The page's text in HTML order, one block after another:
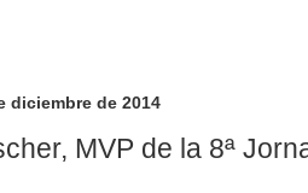
diciembre de 2014
MVP de la 8ª